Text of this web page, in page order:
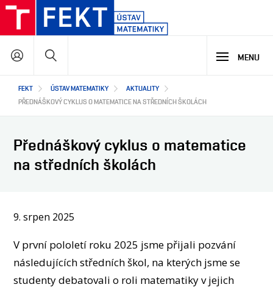
Přejít
hlavnímu
obsahu
Hlavní
navigace
STUDIUM
NABÍDKA STUDIJNÍCH PROGRAMŮ
JAKÉ PROJEKTY U NÁS ŘEŠÍME
JAK S NÁMI SPOLUPRACOVAT
O NÁS
O ÚSTAVU
OSOBY
MENU
FEKT ÚSTAV MATEMATIKY
AKTUALITY
PŘEDNÁŠKOVÝ CYKLUS O MATEMATICE NA STŘEDNÍCH ŠKOLÁCH
Přednáškový cyklus o matematice
na středních školách
9. srpen 2025
V první pololetí roku 2025 jsme přijali pozvání
následujících středních škol, na kterých jsme se
studenty debatovali o roli matematiky v jejich